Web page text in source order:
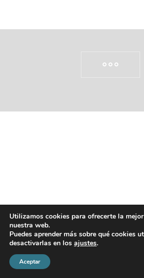
Utilizamos cookies para ofrecerte la
nuestra web.
Puedes aprender más sobre qué cookies
desactivarlas en los ajustes.
Aceptar